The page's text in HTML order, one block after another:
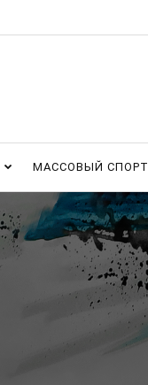
МАССОВЫЙ СПОРТ